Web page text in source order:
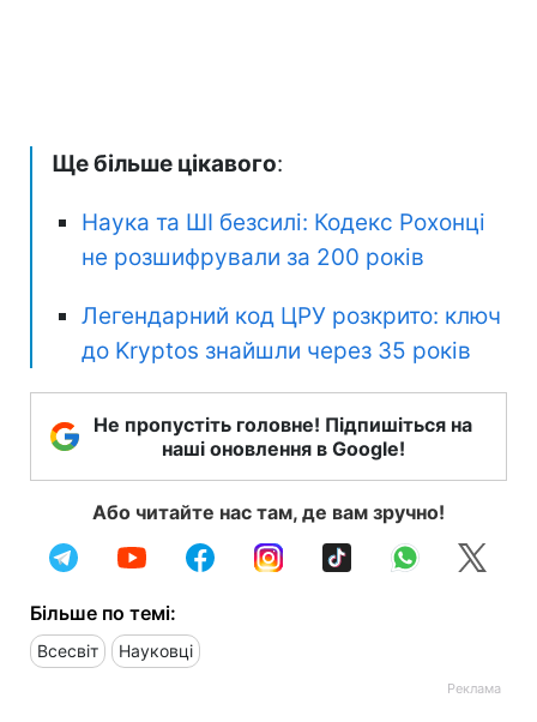
Ще більше цікавого:
Наука та ШІ безсилі: Кодекс Рохонці
не розшифрували за 200 років
Легендарний код ЦРУ розкрито: ключ
до Kryptos знайшли через 35 років
Не пропустіть головне! Підпишіться на
наші оновлення в Google!
Або читайте нас там, де вам зручно!
Більше по темі:
Всесвіт Науковці